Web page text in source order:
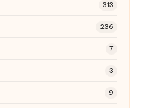
313
236
7
3
9